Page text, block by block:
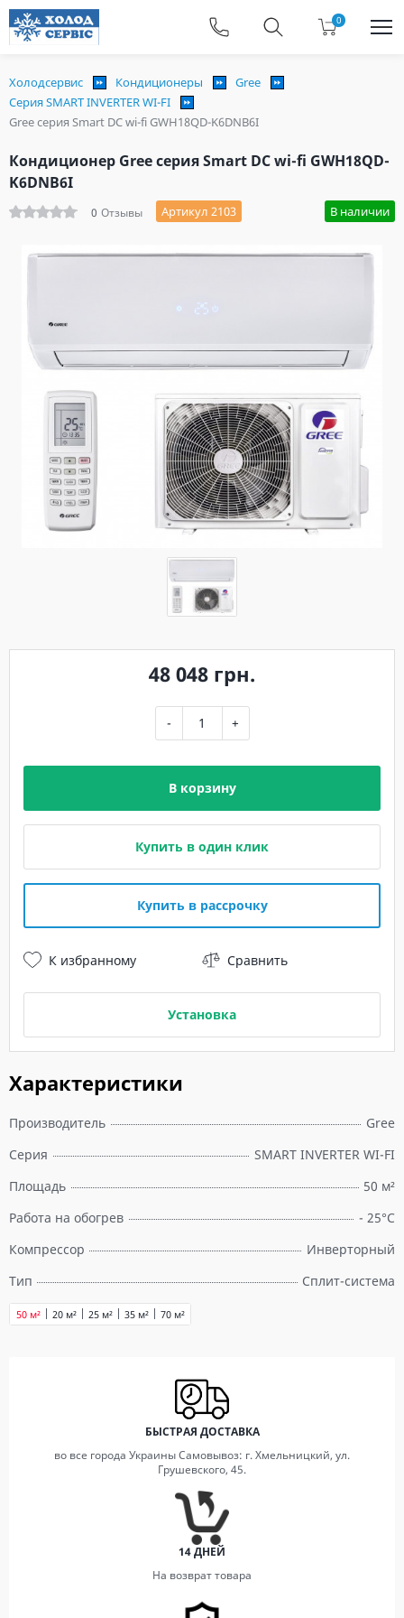
0
Холодсервис Кондиционеры
Gree
Серия SMART INVERTER WI-FI
Gree серия Smart DC wi-fi GWH18QD-K6DNB6I
Кондиционер Gree серия Smart DC wi-fi GWH18QD-
K6DNB6I
0 Отзывы Артикул 2103 В наличии
Характеристики
Производитель
Gree
Серия
SMART INVERTER WI-FI
Площадь
50 м²
Работа на обогрев
- 25°C
Компрессор
Инверторный
Тип
Сплит-система
20 м² 25 м² 35 м²
50 м² 70 м²
48 048 грн.
- +
В корзину
Купить в один клик
Купить в рассрочку
К избранному Сравнить
Установка
БЫСТРАЯ ДОСТАВКА
во все города Украины Самовывоз: г. Хмельницкий, ул.
Грушевского, 45.
14 ДНЕЙ
На возврат товара